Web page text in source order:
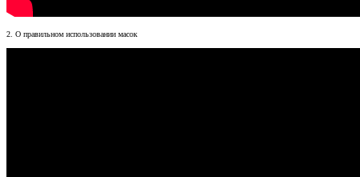
2. О правильном использовании масок